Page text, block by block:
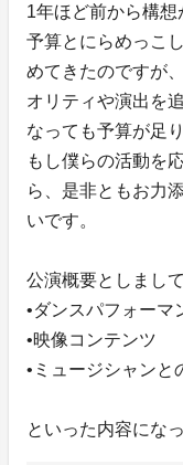
1年ほど前から構想
予算とにらめっこ
めてきたのですが
オリティや演出を
なっても予算が足
もし僕らの活動を
ら、是非ともお力
いです。
公演概要としまし
•ダンスパフォーマ
•映像コンテンツ
•ミュージシャンと
といった内容にな